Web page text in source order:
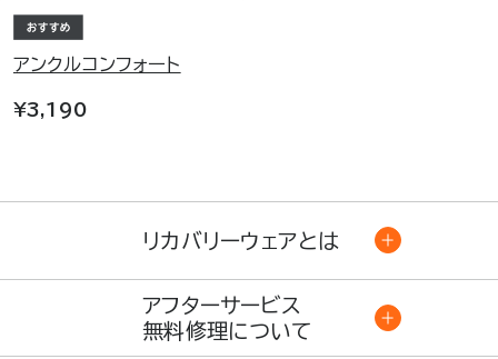
アンクルコンフォート
¥3,190
リカバリーウェアとは
アフターサービス
無料修理について